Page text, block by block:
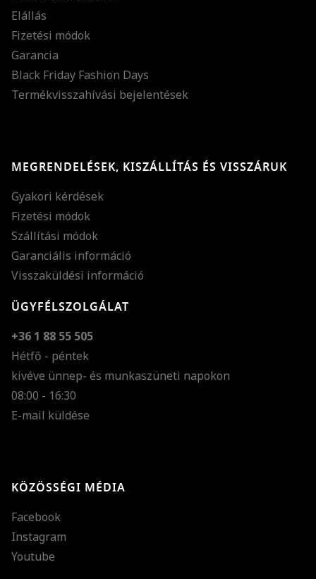
Elállás
Fizetési módok
Garancia
Black Friday Fashion Days
Termékvisszahívási bejelentések
MEGRENDELÉSEK, KISZÁLLÍTÁS ÉS VISSZÁRUK
Gyakori kérdések
Fizetési módok
Szállítási módok
Garanciális információ
Visszaküldési információ
ÜGYFÉLSZOLGÁLAT
+36 1 88 55 505
Hétfő - péntek
kivéve ünnep- és munkaszüneti napokon
08:00 - 16:30
E-mail küldése
KÖZÖSSÉGI MÉDIA
Facebook
Instagram
Youtube